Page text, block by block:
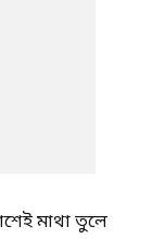
মাথা তুলে